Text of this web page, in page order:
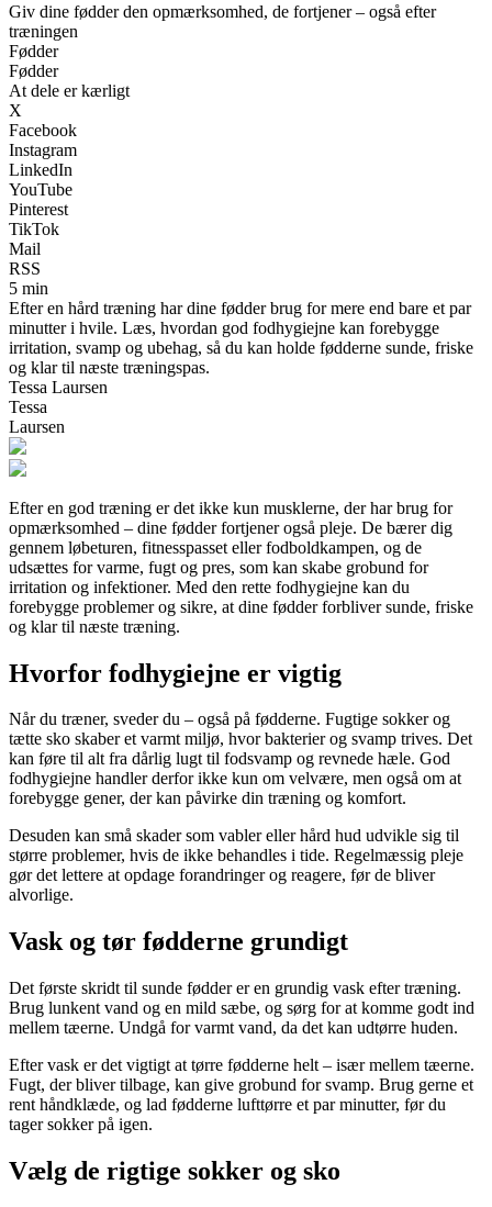
Giv dine fødder den opmærksomhed, de fortjener – også efter
træningen
Fødder
Fødder
At dele er kærligt
X
Facebook
Instagram
LinkedIn
YouTube
Pinterest
TikTok
Mail
RSS
5 min
Efter en hård træning har dine fødder brug for mere end bare et par
minutter i hvile. Læs, hvordan god fodhygiejne kan forebygge
irritation, svamp og ubehag, så du kan holde fødderne sunde, friske
og klar til næste træningspas.
Tessa Laursen
Tessa
Laursen
Efter en god træning er det ikke kun musklerne, der har brug for
opmærksomhed – dine fødder fortjener også pleje. De bærer dig
gennem løbeturen, fitnesspasset eller fodboldkampen, og de
udsættes for varme, fugt og pres, som kan skabe grobund for
irritation og infektioner. Med den rette fodhygiejne kan du
forebygge problemer og sikre, at dine fødder forbliver sunde, friske
og klar til næste træning.
Hvorfor fodhygiejne er vigtig
Når du træner, sveder du – også på fødderne. Fugtige sokker og
tætte sko skaber et varmt miljø, hvor bakterier og svamp trives. Det
kan føre til alt fra dårlig lugt til fodsvamp og revnede hæle. God
fodhygiejne handler derfor ikke kun om velvære, men også om at
forebygge gener, der kan påvirke din træning og komfort.
Desuden kan små skader som vabler eller hård hud udvikle sig til
større problemer, hvis de ikke behandles i tide. Regelmæssig pleje
gør det lettere at opdage forandringer og reagere, før de bliver
alvorlige.
Vask og tør fødderne grundigt
Det første skridt til sunde fødder er en grundig vask efter træning.
Brug lunkent vand og en mild sæbe, og sørg for at komme godt ind
mellem tæerne. Undgå for varmt vand, da det kan udtørre huden.
Efter vask er det vigtigt at tørre fødderne helt – især mellem tæerne.
Fugt, der bliver tilbage, kan give grobund for svamp. Brug gerne et
rent håndklæde, og lad fødderne lufttørre et par minutter, før du
tager sokker på igen.
Vælg de rigtige sokker og sko